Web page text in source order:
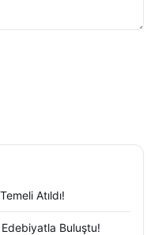
Atıldı!
Edebiyatla Buluştu!